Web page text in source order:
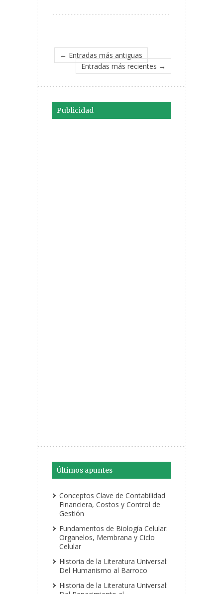
← Entradas más antiguas
Entradas más recientes →
Publicidad
Últimos apuntes
Conceptos Clave de Contabilidad
Financiera, Costos y Control de
Gestión
Fundamentos de Biología Celular:
Organelos, Membrana y Ciclo
Celular
Historia de la Literatura Universal:
Del Humanismo al Barroco
Historia de la Literatura Universal: